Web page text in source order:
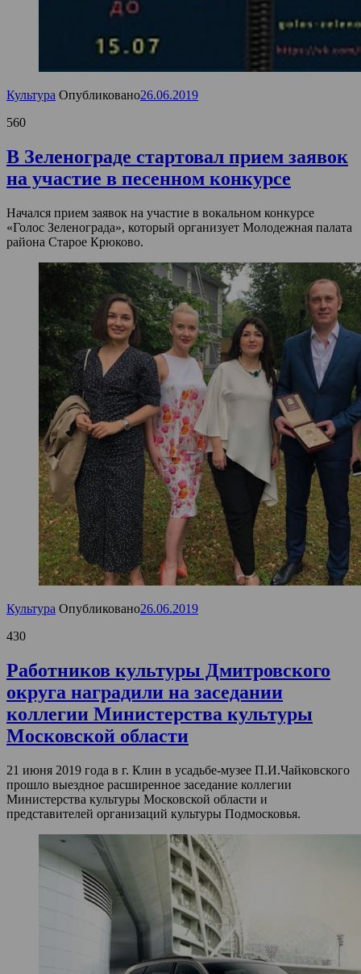
Культура Опубликовано26.06.2019
560
В Зеленограде стартовал прием заявок
на участие в песенном конкурсе
Начался прием заявок на участие в вокальном конкурсе
«Голос Зеленограда», который организует Молодежная палата
района Старое Крюково.
Культура Опубликовано26.06.2019
430
Работников культуры Дмитровского
округа наградили на заседании
коллегии Министерства культуры
Московской области
21 июня 2019 года в г. Клин в усадьбе-музее П.И.Чайковского
прошло выездное расширенное заседание коллегии
Министерства культуры Московской области и
представителей организаций культуры Подмосковья.